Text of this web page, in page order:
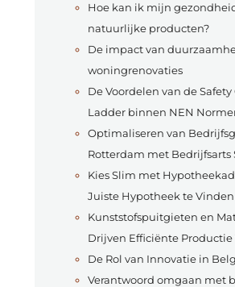
Hoe kan ik mijn
natuurlijke producten?
De impact van
woningrenovaties
De Voordelen van de
Ladder binnen NEN
Optimaliseren van
Rotterdam met Bedrijfsarts
Kies Slim met
Juiste Hypotheek te Vinden
Kunststofspuitgieten en
Drijven Efficiënte Productie
De Rol van Innovatie in
Verantwoord omgaan met